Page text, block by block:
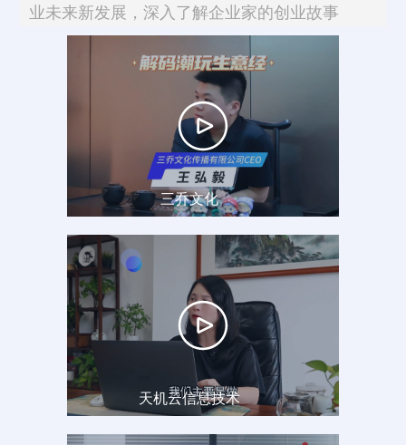
业未来新发展，深入了解企业家的创业故事
三乔文化
天机云信息技术